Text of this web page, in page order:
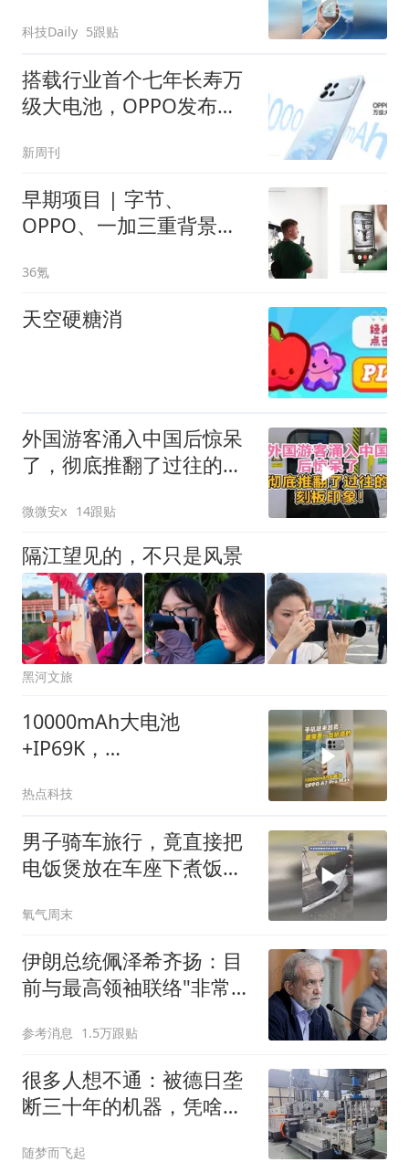
母用
科技Daily 5跟贴
搭载行业首个七年长寿万
级大电池，OPPO发布新
新周刊
早期项目 | 字节、
OPPO、一加三重背景产
层，要让AI看懂世界
36氪
天空硬糖消
外国游客涌入中国后惊呆
了，彻底推翻了过往的刻
微微安x 14跟贴
隔江望见的，不只是风景
黑河文旅
10000mAh大电池
+IP69K，
造？#oppo万级长寿大电
池
热点科技
男子骑车旅行，竟直接把
电饭煲放在车座下煮饭，
氧气周末
伊朗总统佩泽希齐扬：目
前与最高领袖联络"非常困
参考消息 1.5万跟贴
很多人想不通：被德日垄
断三十年的机器，凭啥中
随梦而飞起